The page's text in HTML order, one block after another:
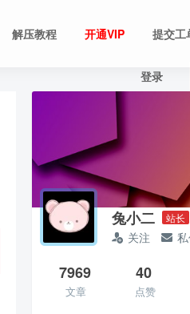
解压教程 开通VIP 提交工
登录
兔小二 站长
关注
7969
文章
40
点赞